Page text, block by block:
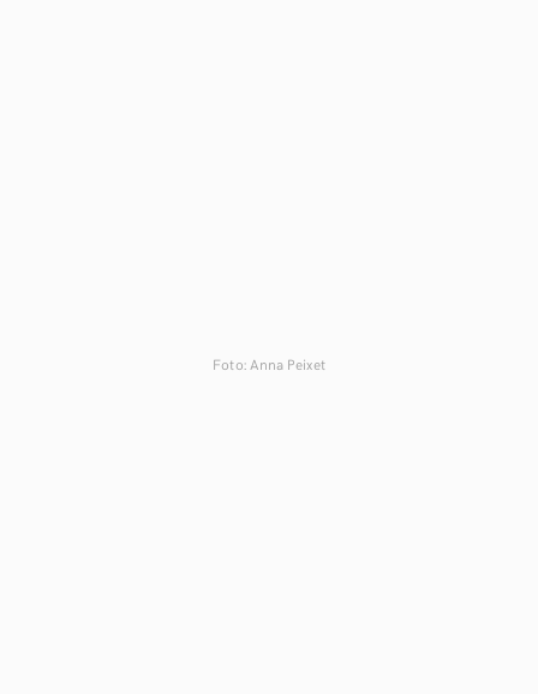
Foto: Anna Peixet